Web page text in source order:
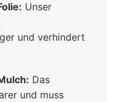
Unser
und verhindert
Das
und muss